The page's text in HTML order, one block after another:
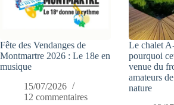
Fête des Vendanges de
Montmartre 2026 : Le 18e en
musique
15/07/2026
12 commentaires
Le chalet
pourquoi
venue du
amateurs
nature